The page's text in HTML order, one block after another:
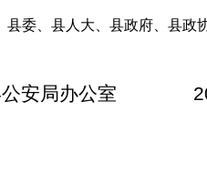
县委、县人大、县政府、县政
安局办公室